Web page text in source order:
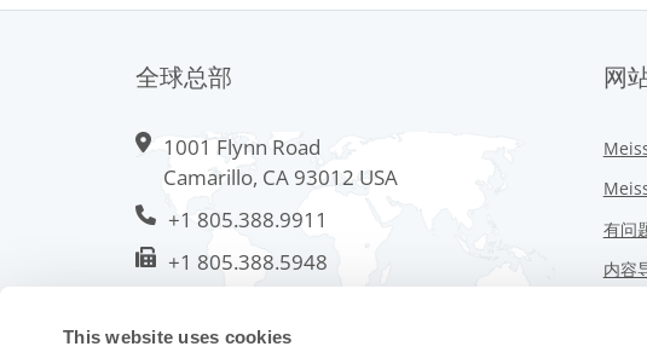
This website uses cookies
全球总部
1001 Flynn Road
Camarillo, CA 93012 USA
+1 805.388.9911
+1 805.388.5948
网
有问
内容